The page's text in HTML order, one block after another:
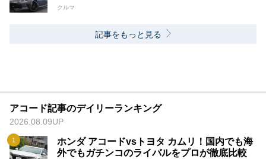
クルマ
記事をもっと見る
アコード記事のデイリーランキング
2026.08.09UP
ホンダ アコードvsトヨタ カムリ！国内でも海
外でもガチンコのライバルをプロが徹底比較